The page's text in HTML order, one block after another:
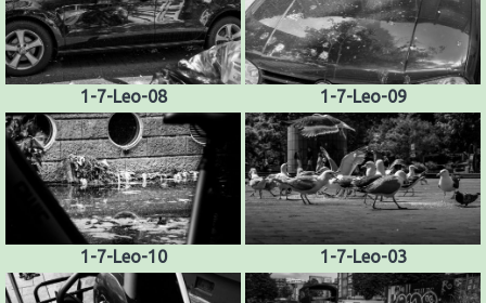
1-7-Leo-08 1-7-Leo-09
1-7-Leo-10 1-7-Leo-03